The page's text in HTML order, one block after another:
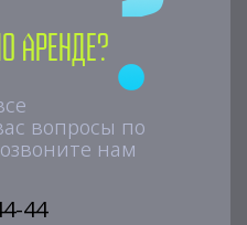
аренде?
вопросы по
нам
44